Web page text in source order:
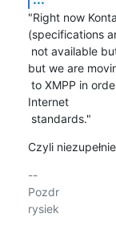
"Right now
(specifications
but we are
Internet
standards."
Czyli
--
Pozdr